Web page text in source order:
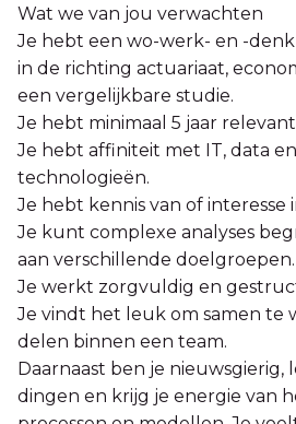
Wat we van jou verwachten
Je hebt een wo-werk- en -
in de richting actuariaat,
een vergelijkbare studie.
Je hebt minimaal 5 jaar
Je hebt affiniteit met IT, data
technologieën.
Je hebt kennis van of interesse
Je kunt complexe analyses
aan verschillende doelgroepen.
Je werkt zorgvuldig en
Je vindt het leuk om samen te
delen binnen een team.
Daarnaast ben je nieuwsgierig,
dingen en krijg je energie van